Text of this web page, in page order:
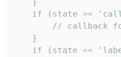
    }
if (state ==
// callback
    }
if (state ==